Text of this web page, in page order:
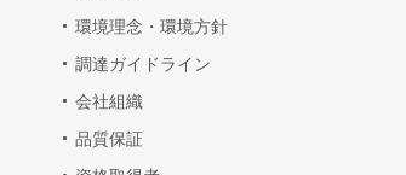
環境理念・環境方針
調達ガイドライン
会社組織
品質保証